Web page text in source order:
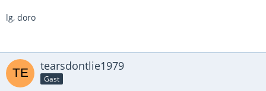
lg, doro
tearsdontlie1979
Gast